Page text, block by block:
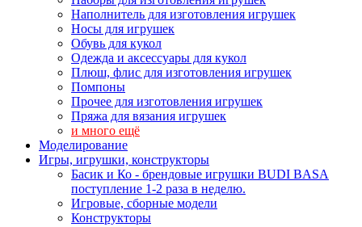
Наполнитель для изготовления игрушек
Носы для игрушек
Обувь для кукол
Одежда и аксессуары для кукол
Плюш, флис для изготовления игрушек
Помпоны
Прочее для изготовления игрушек
Пряжа для вязания игрушек
и много ещё
Моделирование
Игры, игрушки, конструкторы
Басик и Ко - брендовые игрушки BUDI BASA
поступление 1-2 раза в неделю.
Игровые, сборные модели
Конструкторы